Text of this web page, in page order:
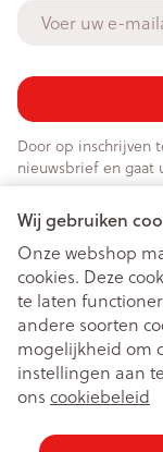
Wij gebruiken
Onze webshop
cookies. Deze
te laten
andere soorten
mogelijkheid om
instellingen aan
ons cookiebeleid
Door op inschrijven
nieuwsbrief en gaat
Juridische links